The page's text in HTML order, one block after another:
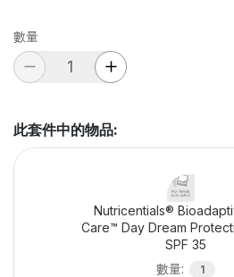
數量
此套件中的物品:
Nutricentials®
Care™ Day Dream
SPF 35
數量: 1